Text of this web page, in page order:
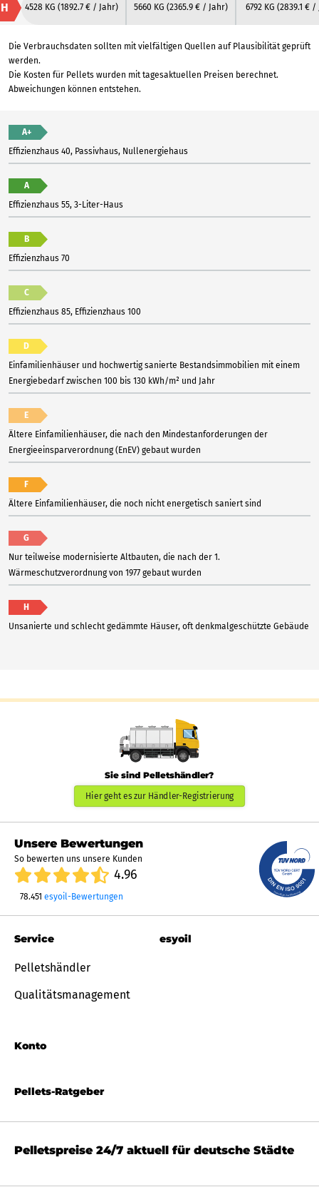
H 4528 KG (1892.7 € / Jahr) 5660 KG (2365.9 € / Jahr) 6792 KG (2839.1 € /
Die Verbrauchsdaten sollten mit vielfältigen Quellen auf Plausibilität geprüft
werden.
Die Kosten für Pellets wurden mit tagesaktuellen Preisen berechnet.
Abweichungen können entstehen.
A+
Effizienzhaus 40, Passivhaus, Nullenergiehaus
A
Effizienzhaus 55, 3-Liter-Haus
B
Effizienzhaus 70
C
Effizienzhaus 85, Effizienzhaus 100
D
Einfamilienhäuser und hochwertig sanierte Bestandsimmobilien mit einem
Energiebedarf zwischen 100 bis 130 kWh/m² und Jahr
E
Ältere Einfamilienhäuser, die nach den Mindestanforderungen der
Energieeinsparverordnung (EnEV) gebaut wurden
F
Ältere Einfamilienhäuser, die noch nicht energetisch saniert sind
G
Nur teilweise modernisierte Altbauten, die nach der 1.
Wärmeschutzverordnung von 1977 gebaut wurden
H
Unsanierte und schlecht gedämmte Häuser, oft denkmalgeschützte Gebäude
Sie sind Pelletshändler?
Hier geht es zur Händler-Registrierung
Unsere Bewertungen
So bewerten uns unsere Kunden
4.96
78.451 esyoil-Bewertungen
Pellets-Ratgeber
Service
Pelletshändler
Qualitätsmanagement
Konto
esyoil
Pelletspreise 24/7 aktuell für deutsche Städte